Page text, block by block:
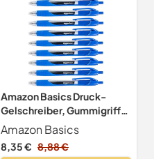
Amazon Basics Druck-
Gelschreiber, Gummigriff,
Schnelltrocknend, Ideal für
Schule und Büro, Feine
Strichstärke (0,7mm), Blau,
Amazon Basics
8,35 € 8,88 €